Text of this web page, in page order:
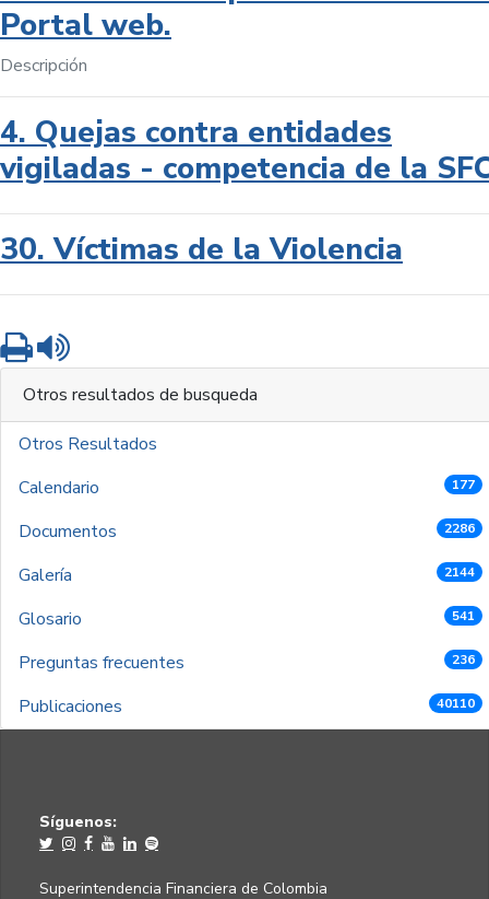
Portal web.
Descripción
4. Quejas contra entidades
vigiladas - competencia de la
30. Víctimas de la Violencia
Imprimir
Otros resultados de busqueda
Otros Resultados
Calendario
177
Documentos 2286
Galería 2144
Glosario 541
Preguntas frecuentes 236
Publicaciones 40110
Síguenos:
Superintendencia Financiera de Colombia